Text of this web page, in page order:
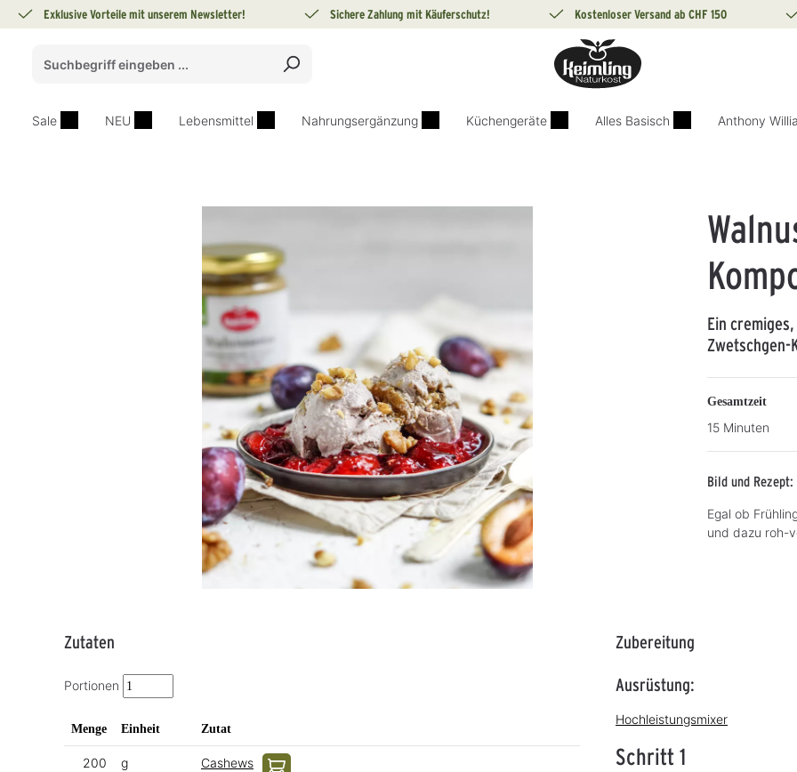
Zur Hauptnavigation springen
Exklusive Vorteile mit unserem Newsletter! Sichere Zahlung mit Käuferschutz! Kostenloser Versand ab CHF 150
Sale NEU Lebensmittel Nahrungsergänzung Küchengeräte Alles Basisch Anthony
Ein
Zwetschgen-
Gesamtzeit
15 Minuten
Bild und
Egal ob
und dazu roh-
Zutaten
Portionen
Menge Einheit Zutat
200 g Cashews
Zubereitung
Ausrüstung:
Hochleistungsmixer
Schritt 1